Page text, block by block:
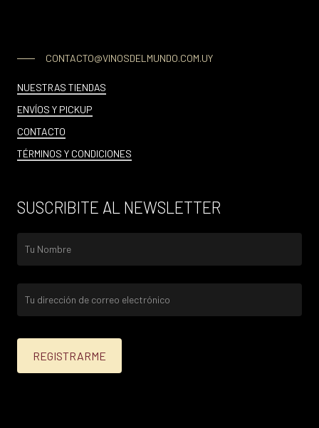
CONTACTO@VINOSDELMUNDO.COM.UY
NUESTRAS TIENDAS
ENVÍOS Y PICKUP
CONTACTO
TÉRMINOS Y CONDICIONES
SUSCRIBITE AL NEWSLETTER